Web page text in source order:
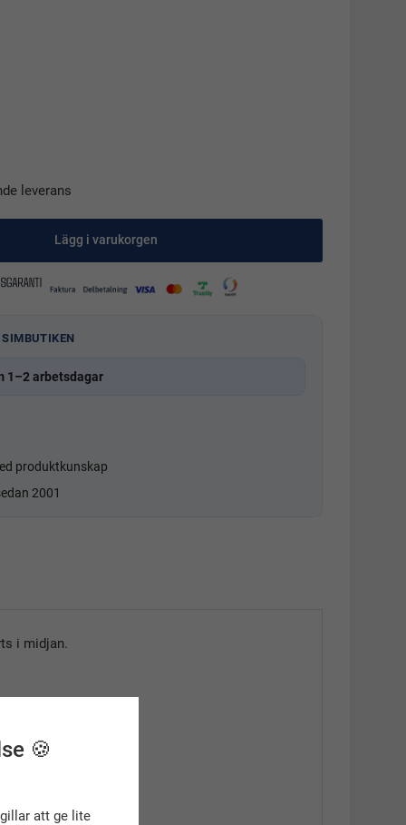
leverans
Lägg i varukorgen
SIMBUTIKEN
1–2 arbetsdagar
produktkunskap
2001
i midjan.
🍪
att ge lite